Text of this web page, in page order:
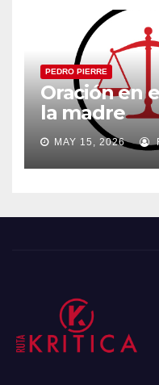
PEDRO PIERRE
Oración en
la madre
MAY 15, 2026